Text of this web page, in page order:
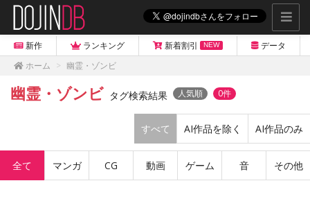
新作 ランキング 新着割引 NEW
データ
ホーム
幽霊・ゾンビ
幽霊・ゾンビ タグ検索結果 人気順 0件
すべて AI作品を除く AI作品のみ
全て マンガ CG 動画 ゲーム 音 その他